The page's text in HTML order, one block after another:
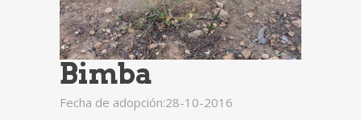
Bimba
Fecha de adopción:28-10-2016